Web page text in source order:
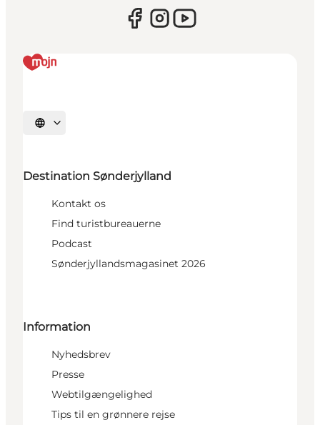
Vælg sprog
Destination Sønderjylland
Kontakt os
Find turistbureauerne
Podcast
Sønderjyllandsmagasinet 2026
Information
Nyhedsbrev
Presse
Webtilgængelighed
Tips til en grønnere rejse